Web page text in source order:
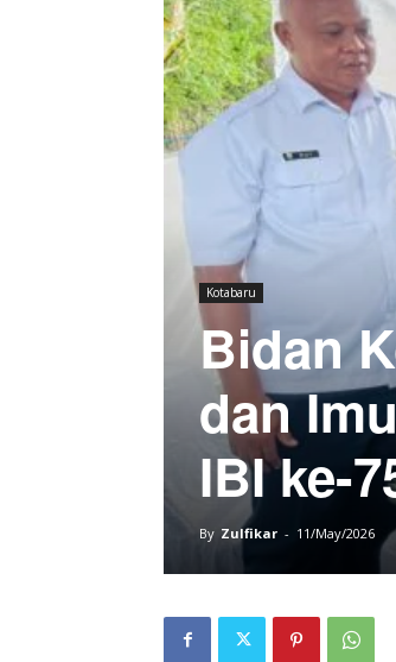
Kotabaru
Bidan
dan
IBI ke-
By Zulfikar - 11/May/2026